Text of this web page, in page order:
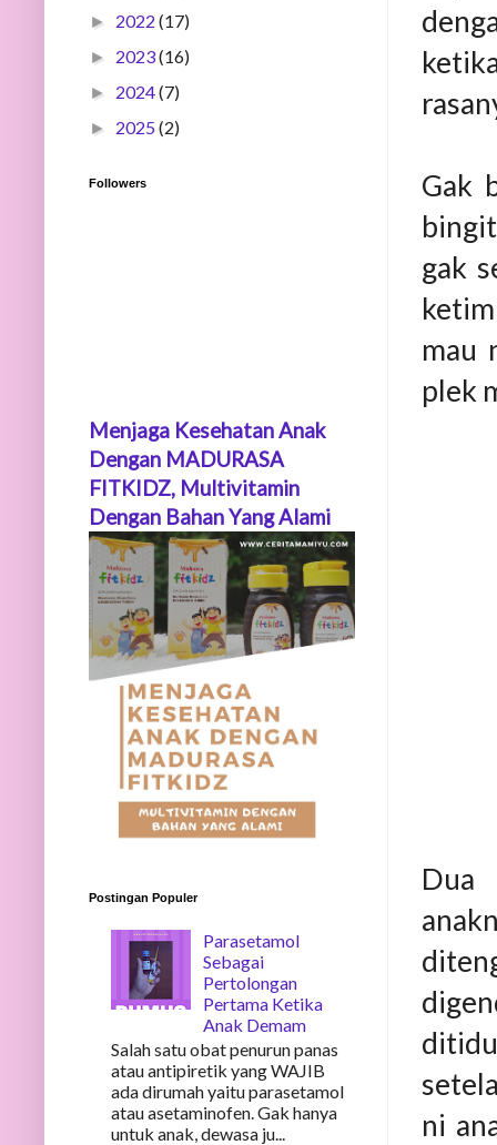
Gak
gak
mau
plek
Dua
ni
► 2022 (17)
► 2023(16)
► 2024(7)
► 2025(2)
Followers
Menjaga Kesehatan Anak
Dengan MADURASA
FITKIDZ, Multivitamin
Dengan Bahan Yang Alami
Postingan Populer
Parasetamol
Sebagai
Pertolongan
Pertama Ketika
Anak Demam
Salah satu obat penurun panas
atau antipiretik yang WAJIB
ada dirumah yaitu parasetamol
atau asetaminofen. Gak hanya
untuk anak, dewasa ju...